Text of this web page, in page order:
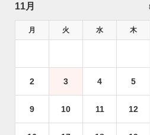
11月
月 火 水 木
2 3 4 5
9 10 11 12